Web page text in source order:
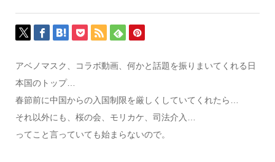
アベノマスク、コラボ動画、何かと話題を振りまいてくれる日
本国のトップ…
春節前に中国からの入国制限を厳しくしていてくれたら…
それ以外にも、桜の会、モリカケ、司法介入…
ってこと言っていても始まらないので。